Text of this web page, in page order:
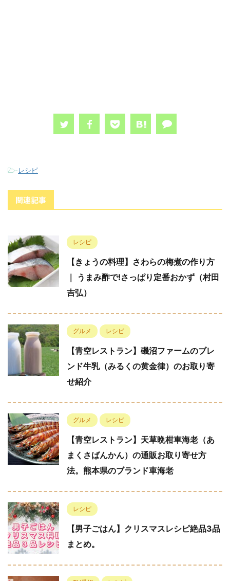
-レシピ
関連記事
レシピ
【きょうの料理】さわらの梅煮の作り方
｜ うまみ酢で!さっぱり定番おかず（村田
吉弘）
グルメ レシピ
【青空レストラン】磯沼ファームのブレ
ンド牛乳（みるくの黄金律）のお取り寄
せ紹介
グルメ レシピ
【青空レストラン】天草晩柑車海老（あ
まくさばんかん）の通販お取り寄せ方
法。熊本県のブランド車海老
レシピ
【男子ごはん】クリスマスレシピ絶品3品
まとめ。